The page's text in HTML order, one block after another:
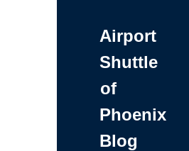
Airport
Shuttle
of
Phoenix
Blog